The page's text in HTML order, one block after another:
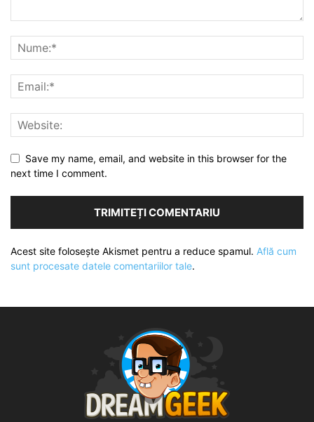
Save my name, email, and website in this browser for the
next time I comment.
Acest site folosește Akismet pentru a reduce spamul. Află cum
sunt procesate datele comentariilor tale.